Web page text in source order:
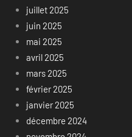
juillet 2025
juin 2025
mai 2025
avril 2025
mars 2025
février 2025
janvier 2025
décembre 2024